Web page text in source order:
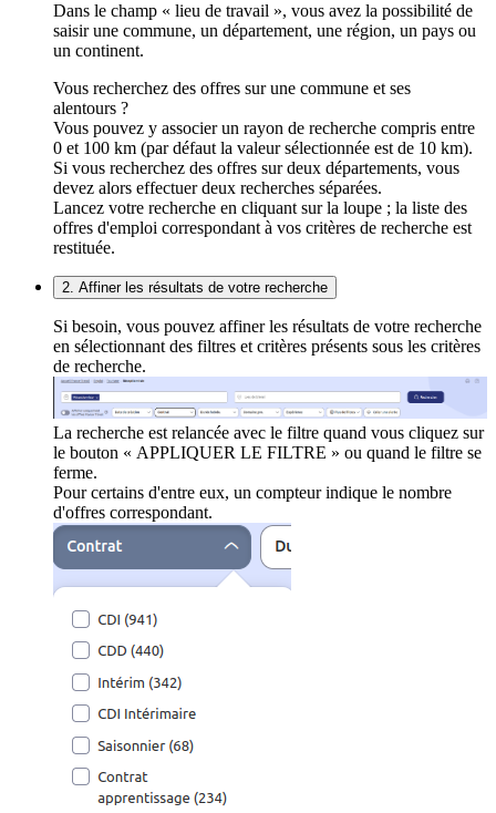
Dans le champ « lieu de travail », vous avez la possibilité de
saisir une commune, un département, une région, un pays ou
un continent.
Vous recherchez des offres sur une commune et ses
alentours ?
Vous pouvez y associer un rayon de recherche compris entre
0 et 100 km (par défaut la valeur sélectionnée est de 10 km).
Si vous recherchez des offres sur deux départements, vous
devez alors effectuer deux recherches séparées.
Lancez votre recherche en cliquant sur la loupe ; la liste des
offres d'emploi correspondant à vos critères de recherche est
restituée.
2. Affiner les résultats de votre recherche
Si besoin, vous pouvez affiner les résultats de votre recherche
en sélectionnant des filtres et critères présents sous les critères
de recherche.
La recherche est relancée avec le filtre quand vous cliquez sur
le bouton « APPLIQUER LE FILTRE » ou quand le filtre se
ferme.
Pour certains d'entre eux, un compteur indique le nombre
d'offres correspondant.